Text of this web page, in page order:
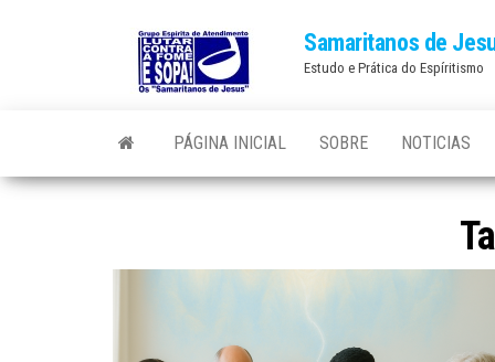
Samaritanos de
Estudo e Prática do Espíritismo
PÁGINA INICIAL SOBRE NOTICIAS